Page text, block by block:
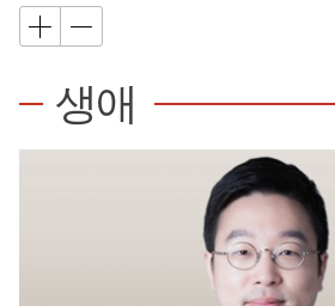
생애